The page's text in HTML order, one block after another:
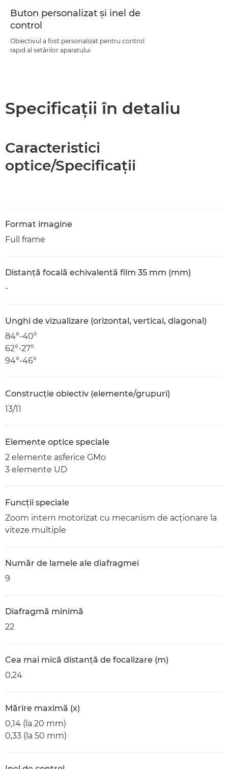
Buton personalizat şi inel de
control
Obiectivul a fost personalizat pentru control
rapid al setărilor aparatului
Specificaţii în detaliu
Caracteristici
optice/Specificaţii
Format imagine
Full frame
Distanţă focală echivalentă film 35 mm (mm)
-
Unghi de vizualizare (orizontal, vertical, diagonal)
84°-40°
62°-27°
94°-46°
Construcţie obiectiv (elemente/grupuri)
13/11
Elemente optice speciale
2 elemente asferice GMo
3 elemente UD
Funcţii speciale
Zoom intern motorizat cu mecanism de acţionare la
viteze multiple
Număr de lamele ale diafragmei
9
Diafragmă minimă
22
Cea mai mică distanţă de focalizare (m)
0,24
Mărire maximă (x)
0,14 (la 20 mm)
0,33 (la 50 mm)